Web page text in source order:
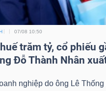
07/08 10:50
trăm tỷ, cổ phiếu
Đỗ Thành Nhân
nghiệp do ông Lê Thống